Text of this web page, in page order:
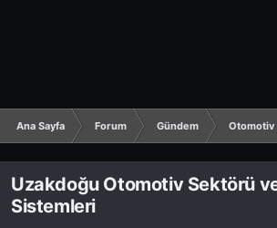
Ana Sayfa Forum Gündem Otomotiv
Uzakdoğu Otomotiv Sektörü
Sistemleri